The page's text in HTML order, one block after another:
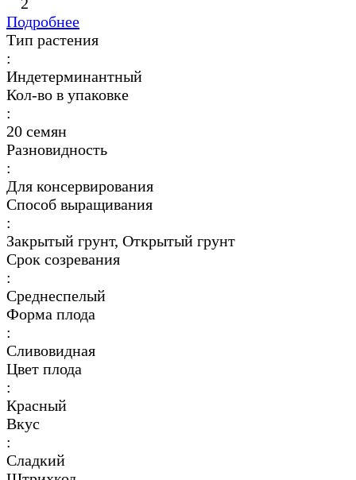
Подробнее
Тип растения
:
Индетерминантный
Кол-во в упаковке
:
20 семян
Разновидность
:
Для консервирования
Способ выращивания
:
Закрытый грунт, Открытый грунт
Срок созревания
:
Среднеспелый
Форма плода
:
Сливовидная
Цвет плода
:
Красный
Вкус
:
Сладкий